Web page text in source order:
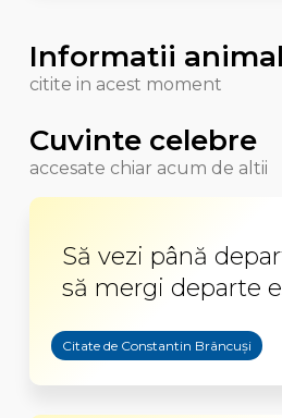
Informatii
citite in acest moment
Cuvinte celebre
accesate chiar acum de altii
Să vezi până
să mergi departe
Citate de Constantin Brâncuși